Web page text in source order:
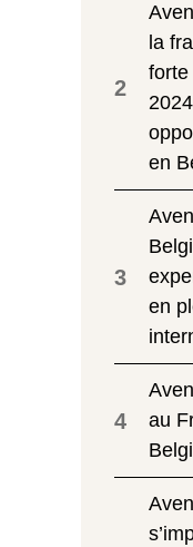
2
la
forte
en
3
en
4
au